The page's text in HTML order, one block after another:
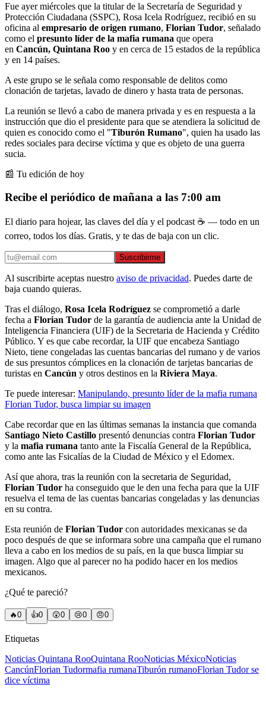
Fue ayer miércoles que la titular de la Secretaría de Seguridad y
Protección Ciudadana (SSPC), Rosa Icela Rodríguez, recibió en su
oficina al empresario de origen rumano, Florian Tudor, señalado
como el presunto líder de la mafia rumana que opera
en Cancún, Quintana Roo y en cerca de 15 estados de la república
y en 14 países.
A este grupo se le señala como responsable de delitos como
clonación de tarjetas, lavado de dinero y hasta trata de personas.
La reunión se llevó a cabo de manera privada y es en respuesta a la
instrucción que dio el presidente para que se atendiera la solicitud de
quien es conocido como el "Tiburón Rumano", quien ha usado las
redes sociales para decirse víctima y que es objeto de una guerra
sucia.
📰 Tu edición de hoy
Recibe el periódico de mañana a las 7:00 am
El diario para hojear, las claves del día y el podcast ☕ — todo en un
correo, todos los días. Gratis, y te das de baja con un clic.
Suscribirme
Al suscribirte aceptas nuestro aviso de privacidad. Puedes darte de
baja cuando quieras.
Tras el diálogo, Rosa Icela Rodríguez se comprometió a darle
fecha a Florian Tudor de la garantía de audiencia ante la Unidad de
Inteligencia Financiera (UIF) de la Secretaria de Hacienda y Crédito
Público. Y es que cabe recordar, la UIF que encabeza Santiago
Nieto, tiene congeladas las cuentas bancarias del rumano y de varios
de sus presuntos cómplices en la clonación de tarjetas bancarias de
turistas en Cancún y otros destinos en la Riviera Maya.
Te puede interesar: Manipulando, presunto líder de la mafia rumana
Florian Tudor, busca limpiar su imagen
Cabe recordar que en las últimas semanas la instancia que comanda
Santiago Nieto Castillo presentó denuncias contra Florian Tudor
y la mafia rumana tanto ante la Fiscalía General de la República,
como ante las Fsicalías de la Ciudad de México y el Edomex.
Así que ahora, tras la reunión con la secretaria de Seguridad,
Florian Tudor ha conseguido que le den una fecha para que la UIF
resuelva el tema de las cuentas bancarias congeladas y las denuncias
en su contra.
Esta reunión de Florian Tudor con autoridades mexicanas se da
poco después de que se informara sobre una campaña que el rumano
lleva a cabo en los medios de su país, en la que busca limpiar su
imagen. Algo que al parecer no ha podido hacer en los medios
mexicanos.
¿Qué te pareció?
🔥0 👍0 😲0 😢0 😠0
Etiquetas
Noticias Quintana RooQuintana RooNoticias MéxicoNoticias
CancúnFlorian Tudormafia rumanaTiburón rumanoFlorian Tudor se
dice víctima